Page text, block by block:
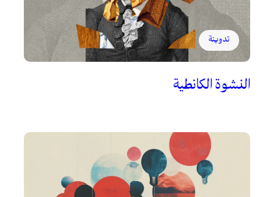
تدوينة
النشوة الكانطية